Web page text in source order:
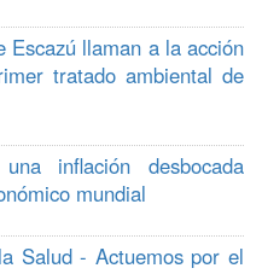
Escazú llaman a la acción
tratado ambiental de
inflación desbocada
mundial
Salud - Actuemos por el